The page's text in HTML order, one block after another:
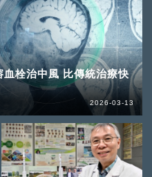
栓治中風 比傳統治療快
2026-03-13